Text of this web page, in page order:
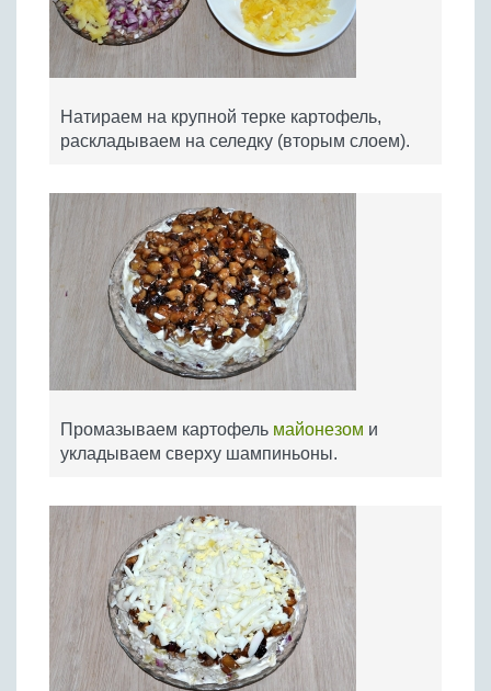
Натираем на крупной терке картофель,
раскладываем на селедку (вторым слоем).
Промазываем картофель майонезом и
укладываем сверху шампиньоны.